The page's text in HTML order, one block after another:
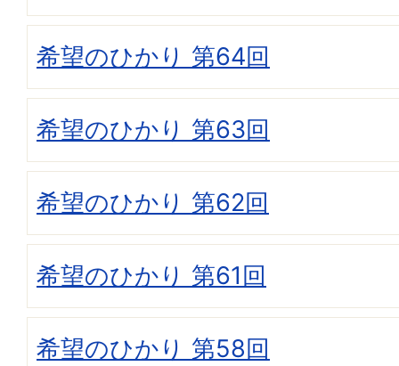
希望のひかり 第64回
希望のひかり 第63回
希望のひかり 第62回
希望のひかり 第61回
希望のひかり 第58回